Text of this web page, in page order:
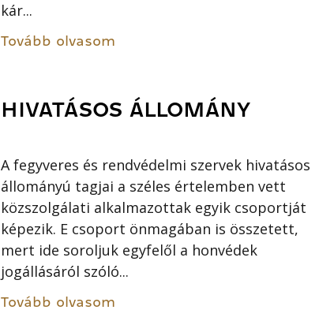
kár...
Tovább olvasom
HIVATÁSOS ÁLLOMÁNY
A fegyveres és rendvédelmi szervek hivatásos
állományú tagjai a széles értelemben vett
közszolgálati alkalmazottak egyik csoportját
képezik. E csoport önmagában is összetett,
mert ide soroljuk egyfelől a honvédek
jogállásáról szóló...
Tovább olvasom